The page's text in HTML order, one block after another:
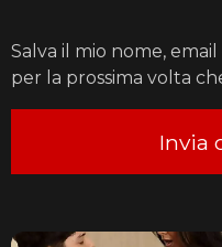
Salva il mio nome,
per la prossima volta